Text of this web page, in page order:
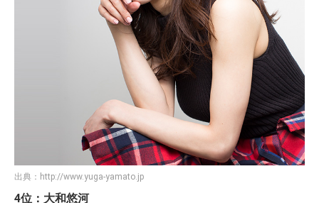
出典： http://www.yuga-yamato.jp
4位：大和悠河